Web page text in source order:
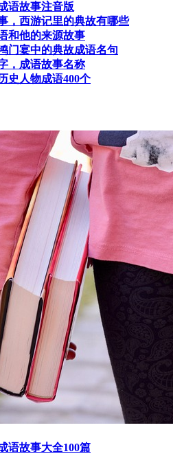
语故事注音版
，西游记里的典故有哪些
和他的来源故事
门宴中的典故成语名句
，成语故事名称
史人物成语400个
语故事大全100篇